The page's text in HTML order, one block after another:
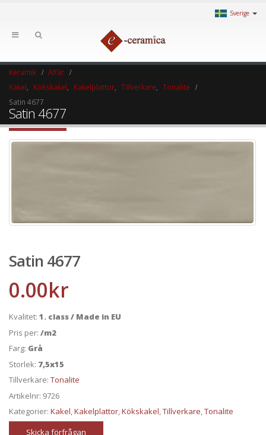
Sverige
Keramik
Affär
Kakel
Kökskakel Kakelplattor Tillverkare
Tonalite
Satin 4677
Satin 4677
Satin 4677
0.00kr
Kvalitet: 1. class / Made in EU
Pris per: /m2
Farg: Grå
Storlek: 7,5x15
Tillverkare: Tonalite
Artikelnr: 9726
Kategorier: Kakel,Kakelplattor,Kökskakel,Tillverkare,Tonalite
Skicka förfrågan